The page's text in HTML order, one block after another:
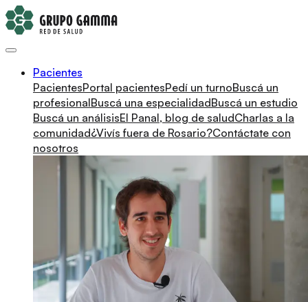
Pacientes
PacientesPortal pacientesPedí un turnoBuscá un
profesionalBuscá una especialidadBuscá un estudio
Buscá un análisisEl Panal, blog de saludCharlas a la
comunidad¿Vivís fuera de Rosario?Contáctate con
nosotros